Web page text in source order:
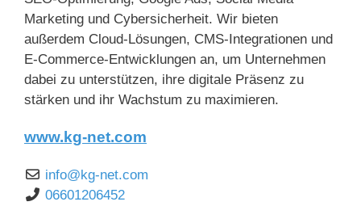
Marketing und Cybersicherheit. Wir bieten
außerdem Cloud-Lösungen, CMS-Integrationen und
E-Commerce-Entwicklungen an, um Unternehmen
dabei zu unterstützen, ihre digitale Präsenz zu
stärken und ihr Wachstum zu maximieren.
www.kg-net.com
info@kg-net.com
06601206452